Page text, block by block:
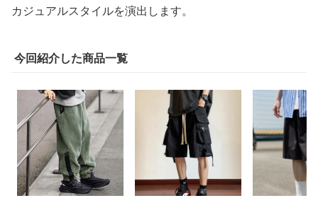
カジュアルスタイルを演出します。
今回紹介した商品一覧